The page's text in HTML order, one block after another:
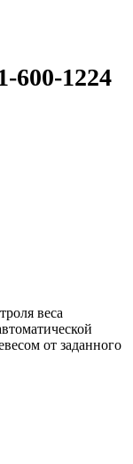
600-1224
веса
от заданного